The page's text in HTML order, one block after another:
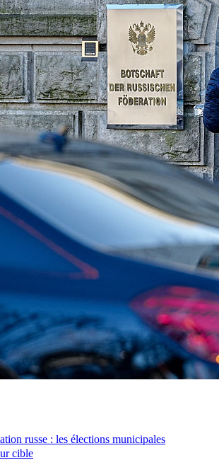
russe : les élections municipales
cible